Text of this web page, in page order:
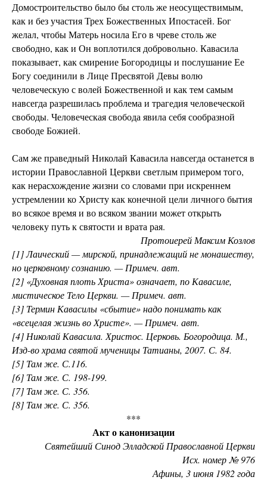
Домостроительство было бы столь же неосуществимым,
как и без участия Трех Божественных Ипостасей. Бог
желал, чтобы Матерь носила Его в чреве столь же
свободно, как и Он воплотился добровольно. Кавасила
показывает, как смирение Богородицы и послушание Ее
Богу соединили в Лице Пресвятой Девы волю
человеческую с волей Божественной и как тем самым
навсегда разрешилась проблема и трагедия человеческой
свободы. Человеческая свобода явила себя сообразной
свободе Божией.
Сам же праведный Николай Кавасила навсегда останется в
истории Православной Церкви светлым примером того,
как нерасхождение жизни со словами при искреннем
устремлении ко Христу как конечной цели личного бытия
во всякое время и во всяком звании может открыть
человеку путь к святости и врата рая.
Протоиерей Максим Козлов
[1] Лаический — мирской, принадлежащий не монашеству,
но церковному сознанию. — Примеч. авт.
[2] «Духовная плоть Христа» означает, по Кавасиле,
мистическое Тело Церкви. — Примеч. авт.
[3] Термин Кавасилы «сбытие» надо понимать как
«всецелая жизнь во Христе». — Примеч. авт.
[4] Николай Кавасила. Христос. Церковь. Богородица. М.,
Изд-во храма святой мученицы Татианы, 2007. С. 84.
[5] Там же. С.116.
[6] Там же. С. 198-199.
[7] Там же. С. 356.
[8] Там же. С. 356.
***
Акт о канонизации
Святейший Синод Элладской Православной Церкви
Исх. номер № 976
Афины, 3 июня 1982 года